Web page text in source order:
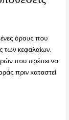
όρους που
των κεφαλαίων.
που πρέπει να
πριν καταστεί